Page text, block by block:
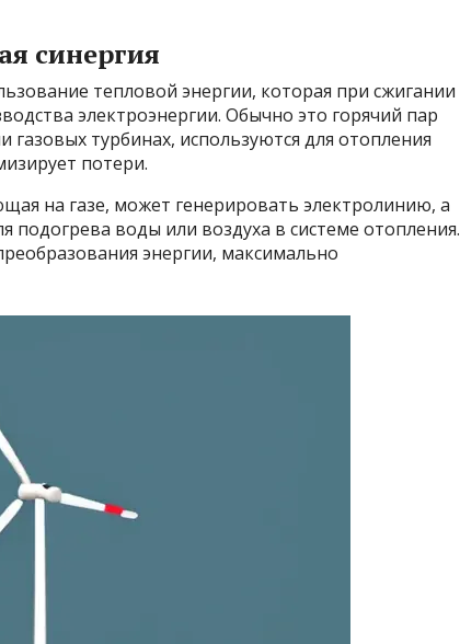
синергия
тепловой энергии, которая при сжигании
электроэнергии. Обычно это горячий пар
турбинах, используются для отопления
потери.
на газе, может генерировать электролинию, а
подогрева воды или воздуха в системе отопления.
энергии, максимально